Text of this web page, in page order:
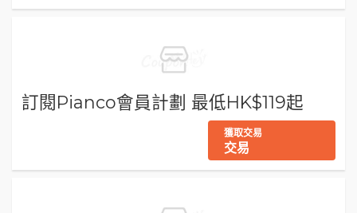
訂閱Pianco會員計劃 最低HK$119起
獲取交易
交易